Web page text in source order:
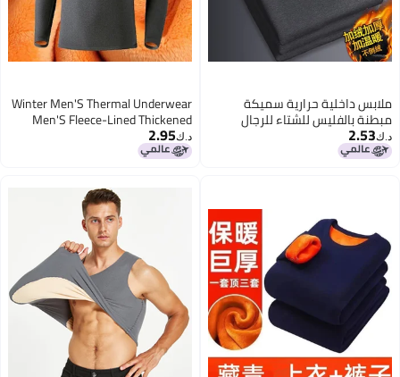
ملابس داخلية حرارية سميكة
مبطنة بالفليس للشتاء للرجال
ملابس خريفية يمكن للشباب
ارتداؤها بلوزة واحدة بحجم زائد
د.ك‏2.53
Winter Men'S Thermal Underwear
Men'S Fleece-Lined Thickened
Warm Clothes For Young Couple
Suit Men'S Autumn Clothes And
د.ك‏2.95